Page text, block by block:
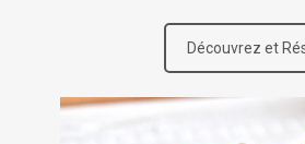
Découvrez et